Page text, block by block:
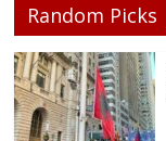
Random Picks